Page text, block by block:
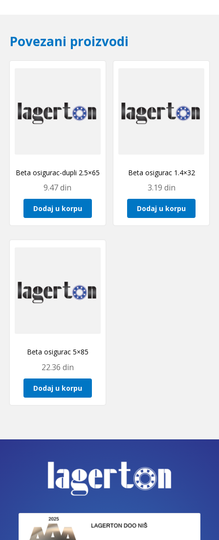
Povezani proizvodi
Beta osigurac-dupli 2.5×65
9.47din
Dodaj u korpu
Beta osigurac 1.4×32
3.19 din
Dodaj u korpu
Beta osigurac 5×85
22.36 din
Dodaj u korpu